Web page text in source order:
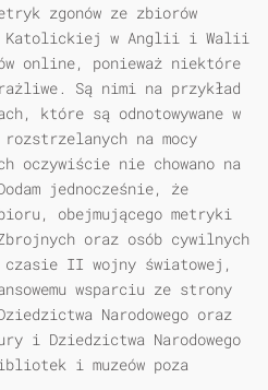
zgonów ze zbiorów
Katolickiej w Anglii i Walii
online, ponieważ niektóre
Są nimi na przykład
które są odnotowywane w
na mocy
oczywiście nie chowano na
jednocześnie, że
obejmującego metryki
oraz osób cywilnych
czasie II wojny światowej,
wsparciu ze strony
Narodowego oraz
i Dziedzictwa Narodowego
i muzeów poza